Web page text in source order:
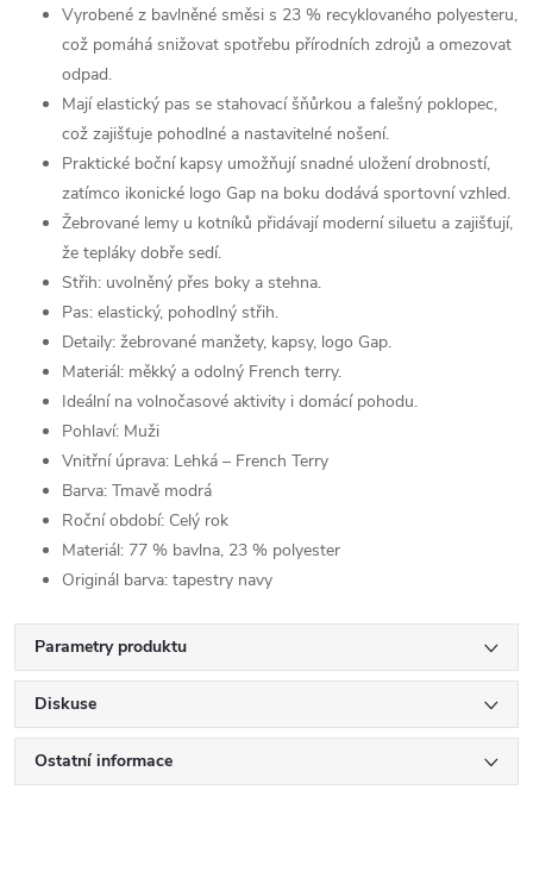
Vyrobené z bavlněné směsi s 23 % recyklovaného polyesteru,
což pomáhá snižovat spotřebu přírodních zdrojů a omezovat
odpad.
Mají elastický pas se stahovací šňůrkou a falešný poklopec,
což zajišťuje pohodlné a nastavitelné nošení.
Praktické boční kapsy umožňují snadné uložení drobností,
zatímco ikonické logo Gap na boku dodává sportovní vzhled.
Žebrované lemy u kotníků přidávají moderní siluetu a zajišťují,
že tepláky dobře sedí.
Střih: uvolněný přes boky a stehna.
Pas: elastický, pohodlný střih.
Detaily: žebrované manžety, kapsy, logo Gap.
Materiál: měkký a odolný French terry.
Ideální na volnočasové aktivity i domácí pohodu.
Pohlaví: Muži
Vnitřní úprava: Lehká – French Terry
Barva: Tmavě modrá
Roční období: Celý rok
Materiál: 77 % bavlna, 23 % polyester
Originál barva: tapestry navy
Parametry produktu
Diskuse
Ostatní informace